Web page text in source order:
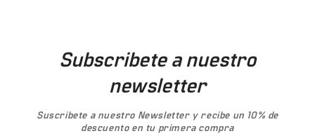
Subscribete a nuestro
newsletter
Suscribete a nuestro Newsletter y recibe un 10% de
descuentoen tu primera compra